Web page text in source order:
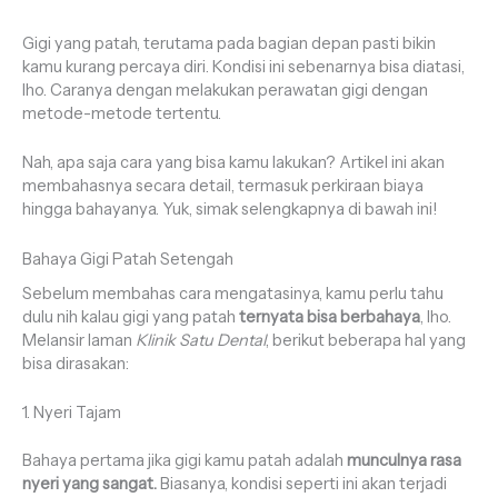
Gigi yang patah, terutama pada bagian depan pasti bikin
kamu kurang percaya diri. Kondisi ini sebenarnya bisa diatasi,
lho. Caranya dengan melakukan perawatan gigi dengan
metode-metode tertentu.
Nah, apa saja cara yang bisa kamu lakukan? Artikel ini akan
membahasnya secara detail, termasuk perkiraan biaya
hingga bahayanya. Yuk, simak selengkapnya di bawah ini!
Bahaya Gigi Patah Setengah
Sebelum membahas cara mengatasinya, kamu perlu tahu
dulu nih kalau gigi yang patah ternyata bisa berbahaya, lho.
Melansir laman Klinik Satu Dental, berikut beberapa hal yang
bisa dirasakan:
1. Nyeri Tajam
Bahaya pertama jika gigi kamu patah adalah munculnya rasa
nyeri yang sangat.Biasanya, kondisi seperti ini akan terjadi